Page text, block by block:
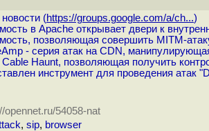
(https://groups.google.com/a/ch...)
в Apache открывает двери к
позволяющая совершить MITM-
- серия атак на CDN,
Haunt, позволяющая получить
инструмент для проведения атак
opennet.ru/54058-nat
, sip, browser